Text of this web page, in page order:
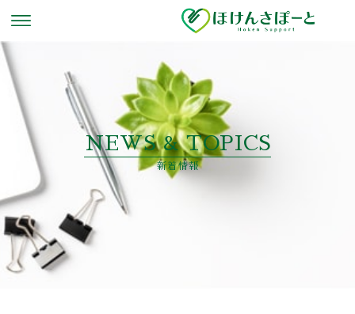
NEWS & TOPICS
新着情報